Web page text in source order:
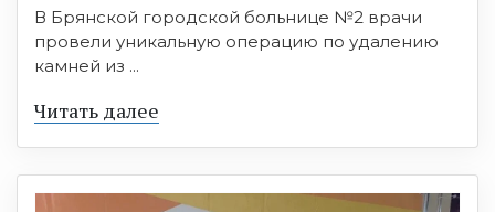
В Брянской городской больнице №2 врачи
провели уникальную операцию по удалению
камней из ...
Читать далее